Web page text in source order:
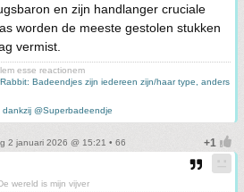
en zijn handlanger cruciale
worden de meeste gestolen stukken
vermist.
esse reactionem
Badeendjes zijn iedereen zijn/haar type, anders
@Superbadeendje
2 januari 2026 @ 15:21 • 66
wereld is mijn vijver